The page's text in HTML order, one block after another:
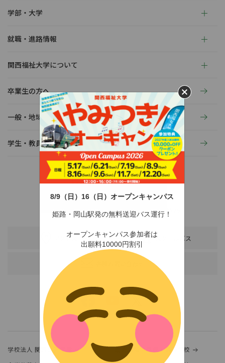
8/9（日）16（日）オープンキャンパス
姫路・岡山駅発の無料送迎バス運行！
オープンキャンパス参加者は
出願料10000円割引
学部・大学
就職・進路情報
関西福祉大学について
卒業生の方へ
一般・地域の方へ
学生・教員の活動
〒678-0255 兵庫県赤穂市新田380-3
TEL：0791-46-2525（代）FAX：0791-46-2526
アクセス スクールバス
学校法人 関西金光学園
金光大阪中学校・高等学校